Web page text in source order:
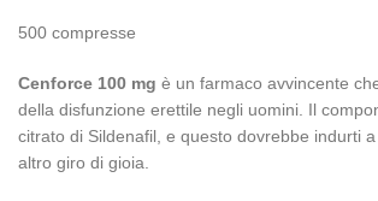
500 compresse
Cenforce 100 mg è un farmaco avvincente
della disfunzione erettile negli uomini. Il
citrato di Sildenafil, e questo dovrebbe indurti
altro giro di gioia.